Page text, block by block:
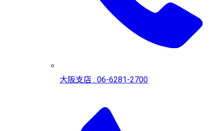
大阪支店 : 06-6281-2700